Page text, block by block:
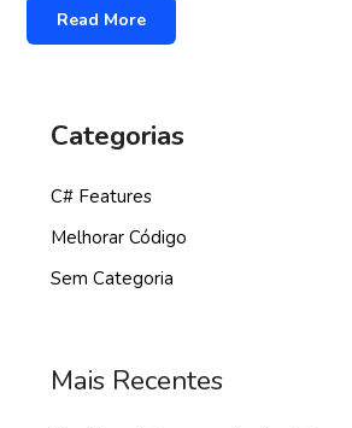
Read More
Categorias
C# Features
Melhorar Código
Sem Categoria
Mais Recentes